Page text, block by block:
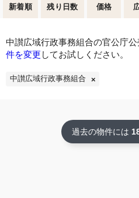
新着順 残り日数 価格
中讃広域行政事務組合の官公庁公
件を変更 してお試しください。
中讃広域行政事務組合
過去の物件には